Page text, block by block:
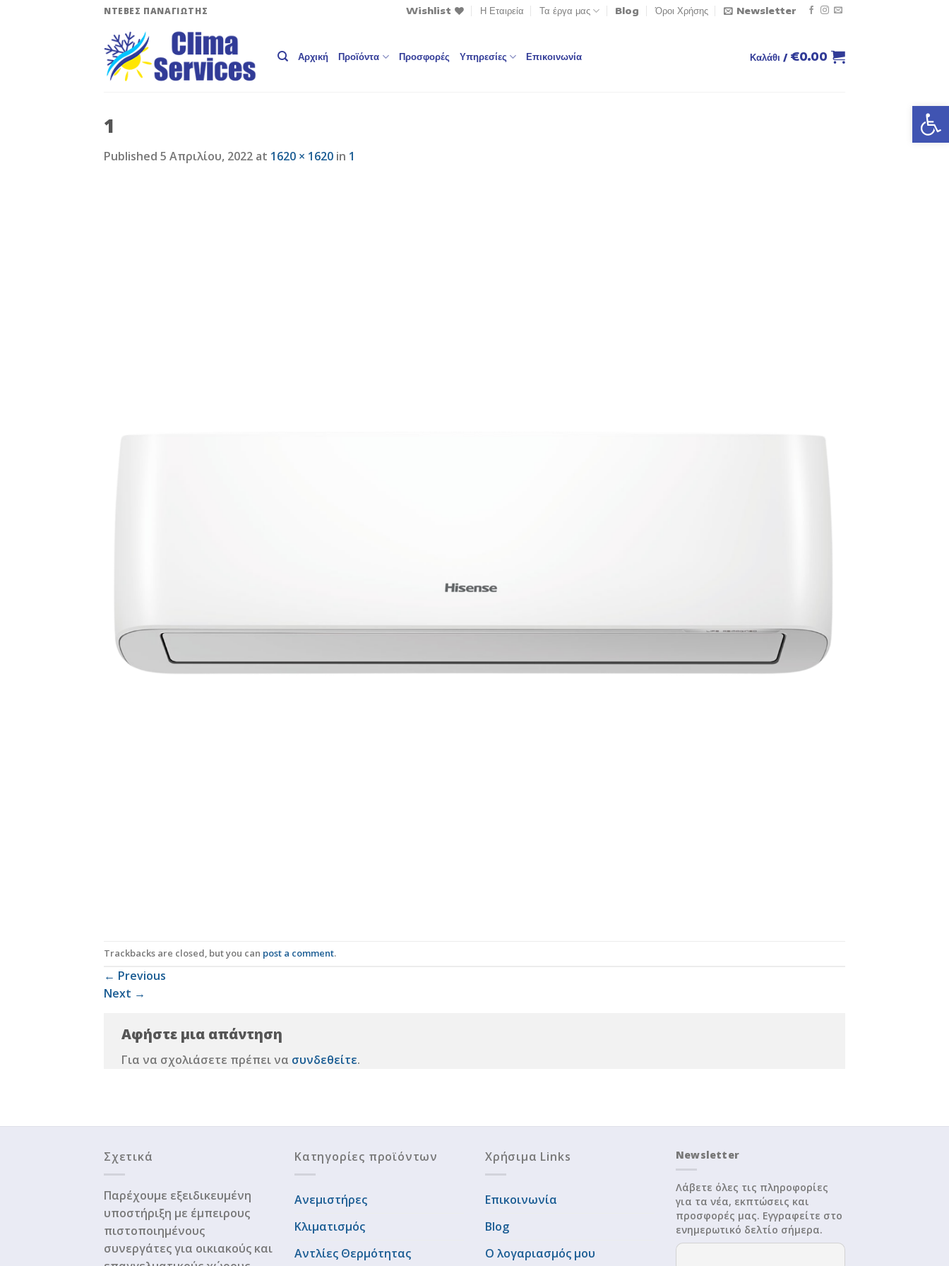
ΝΤΕΒΕΣ ΠΑΝΑΓΙΩΤΗΣ Wishlist Η Εταιρεία Τα έργα μας Blog Όροι Χρήσης Newsletter
Αρχική Προϊόντα Προσφορές Υπηρεσίες Επικοινωνία Καλάθι / €0.00
1
Published 5 Απριλίου, 2022 at 1620 × 1620 in 1
Trackbacks are closed, but you can post a comment.
← Previous
Next →
Αφήστε μια απάντηση
Για να σχολιάσετε πρέπει να συνδεθείτε.
Σχετικά
Παρέχουμε εξειδικευμένη
υποστήριξη με έμπειρους
πιστοποιημένους
συνεργάτες για οικιακούς και
Κατηγορίες προϊόντων
Ανεμιστήρες
Κλιματισμός
Αντλίες Θερμότητας
Χρήσιμα Links
Επικοινωνία
Blog
Ο λογαριασμός μου
Newsletter
Λάβετε όλες τις πληροφορίες
για τα νέα, εκπτώσεις και
προσφορές μας. Εγγραφείτε στο
ενημερωτικό δελτίο σήμερα.